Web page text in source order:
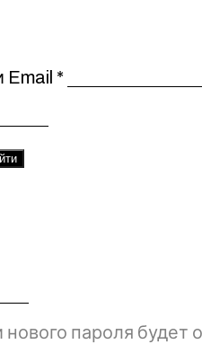
Email *Обязательно
пароля